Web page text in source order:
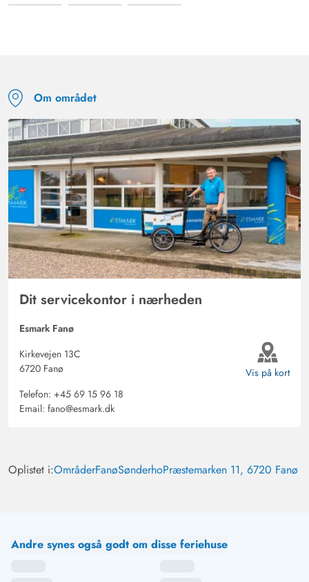
Om området
Dit servicekontor i nærheden
Esmark Fanø
Kirkevejen 13C
6720 Fanø
Telefon: +45 69 15 96 18
Email: fano@esmark.dk
Vis på kort
Oplistet i:OmråderFanøSønderhoPræstemarken 11, 6720 Fanø
Andre synes også godt om disse feriehuse